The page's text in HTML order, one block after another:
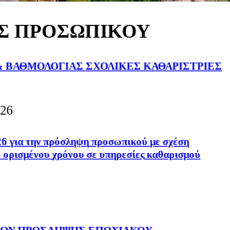
ΠΡΟΣΩΠΙΚΟΥ
ΒΑΘΜΟΛΟΓΙΑΣ ΣΧΟΛΙΚΕΣ ΚΑΘΑΡΙΣΤΡΙΕΣ
για την πρόσληψη προσωπικού με σχέση
ορισμένου χρόνου σε υπηρεσίες καθαρισμού